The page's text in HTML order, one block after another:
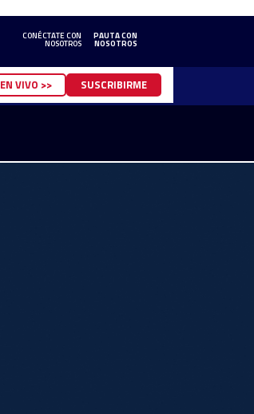
CONÉCTATE CON
NOSOTROS
PAUTA CON
NOSOTROS
EN VIVO >> SUSCRIBIRME